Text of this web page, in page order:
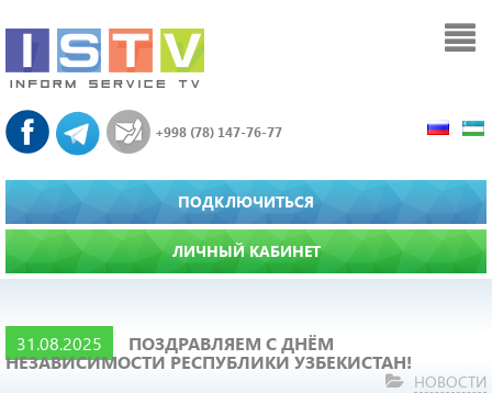
+998 (78) 147-76-77
ПОДКЛЮЧИТЬСЯ
ЛИЧНЫЙ КАБИНЕТ
31.08.2025
ПОЗДРАВЛЯЕМ С ДНЁМ
НЕЗАВИСИМОСТИ РЕСПУБЛИКИ УЗБЕКИСТАН!
НОВОСТИ